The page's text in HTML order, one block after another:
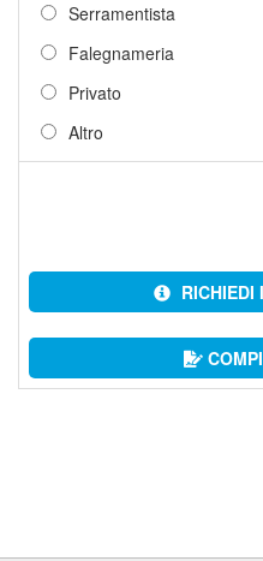
Serramentista
Falegnameria
Privato
Altro
RICHIEDI